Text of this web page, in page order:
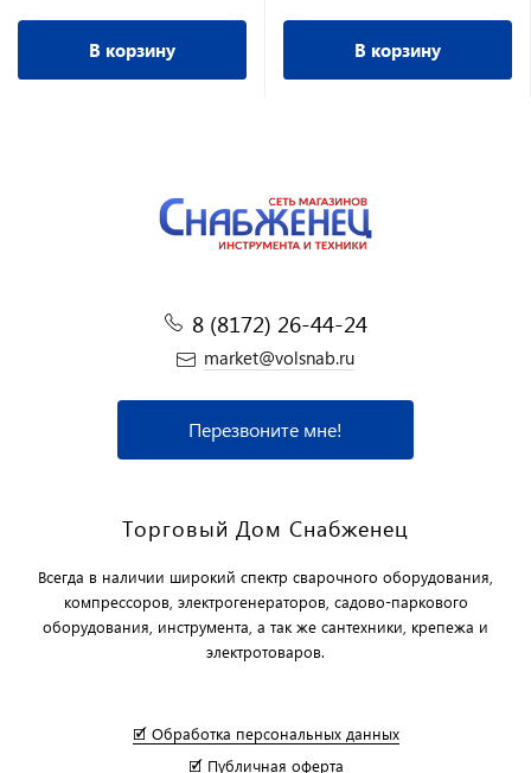
В корзину В корзину
8 (8172) 26-44-24
market@volsnab.ru
Перезвоните мне!
Торговый Дом Снабженец
Всегда в наличии широкий спектр сварочного оборудования,
компрессоров, электрогенераторов, садово-паркового
оборудования, инструмента, а так же сантехники, крепежа и
электротоваров.
🗹 Обработка персональных данных
🗹 Публичная оферта